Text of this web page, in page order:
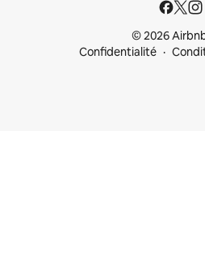
© 2026
Confidentialité